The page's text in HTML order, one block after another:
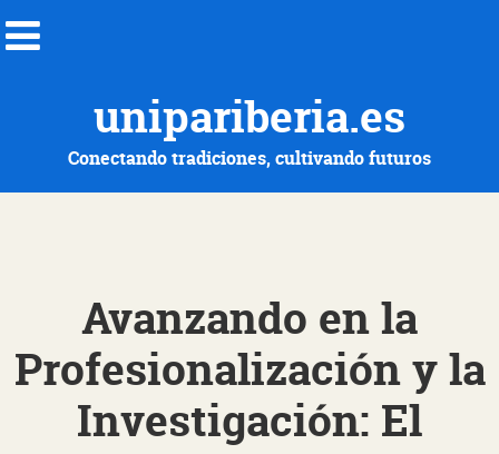
unipariberia.es
Conectando tradiciones, cultivando futuros
Avanzando en la
Profesionalización y la
Investigación: El